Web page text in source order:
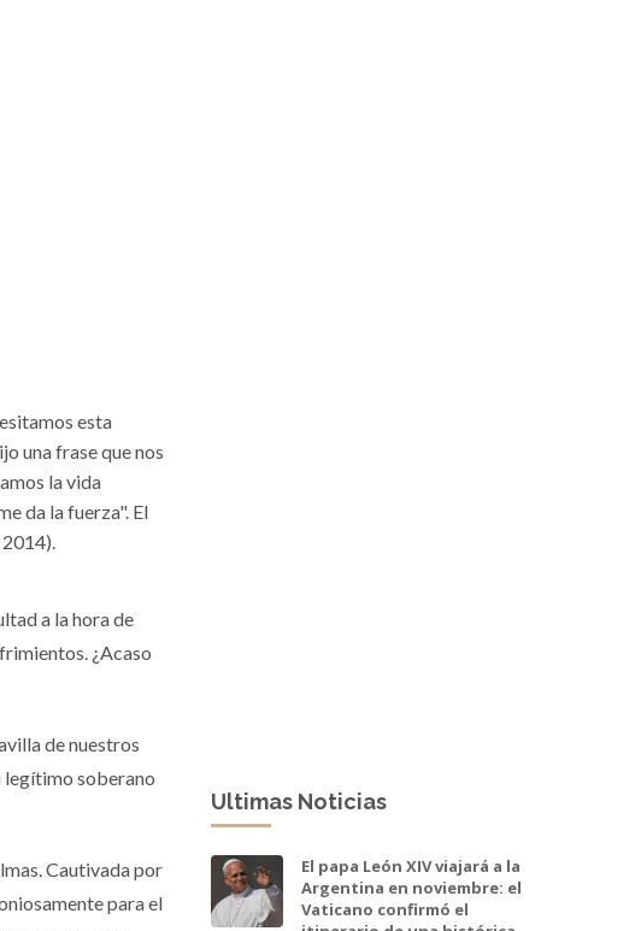
esta
una frase que nos
la vida
da la fuerza". El
a la hora de
¿Acaso
de nuestros
legítimo soberano
Cautivada por
para el
Ultimas Noticias
El papa León XIV viajará a la
Argentina en noviembre: el
Vaticano confirmó el